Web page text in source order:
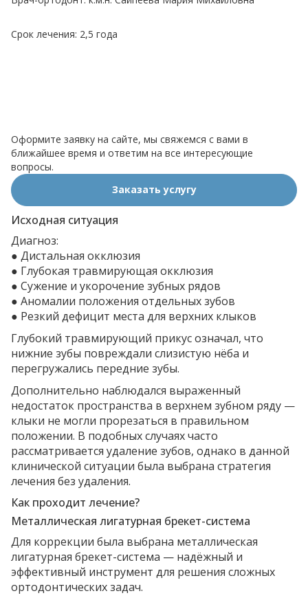
Срок лечения: 2,5 года
Оформите заявку на сайте, мы свяжемся с вами в
ближайшее время и ответим на все интересующие
вопросы.
Заказать услугу
Исходная ситуация
Диагноз:
● Дистальная окклюзия
● Глубокая травмирующая окклюзия
● Сужение и укорочение зубных рядов
● Аномалии положения отдельных зубов
● Резкий дефицит места для верхних клыков
Глубокий травмирующий прикус означал, что
нижние зубы повреждали слизистую нёба и
перегружались передние зубы.
Дополнительно наблюдался выраженный
недостаток пространства в верхнем зубном ряду —
клыки не могли прорезаться в правильном
положении. В подобных случаях часто
рассматривается удаление зубов, однако в данной
клинической ситуации была выбрана стратегия
лечения без удаления.
Как проходит лечение?
Металлическая лигатурная брекет-система
Для коррекции была выбрана металлическая
лигатурная брекет-система — надёжный и
эффективный инструмент для решения сложных
ортодонтических задач.